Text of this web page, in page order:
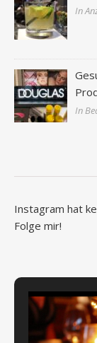
In
In
Instagram hat
Folge mir!